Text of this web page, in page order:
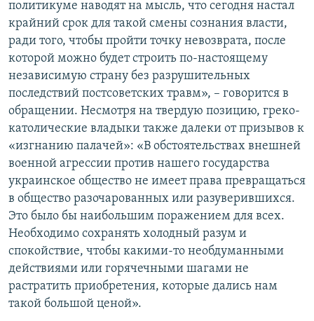
политикуме наводят на мысль, что сегодня настал
крайний срок для такой смены сознания власти,
ради того, чтобы пройти точку невозврата, после
которой можно будет строить по-настоящему
независимую страну без разрушительных
последствий постсоветских травм», – говорится в
обращении. Несмотря на твердую позицию, греко-
католические владыки также далеки от призывов к
«изгнанию палачей»: «В обстоятельствах внешней
военной агрессии против нашего государства
украинское общество не имеет права превращаться
в общество разочарованных или разуверившихся.
Это было бы наибольшим поражением для всех.
Необходимо сохранять холодный разум и
спокойствие, чтобы какими-то необдуманными
действиями или горячечными шагами не
растратить приобретения, которые дались нам
такой большой ценой».